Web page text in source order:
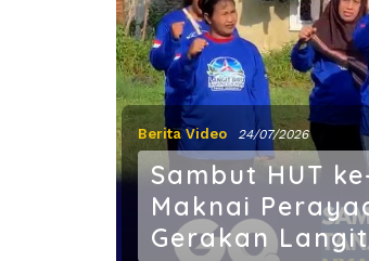
Berita Video 24/07/2026
Sambut HUT
Maknai
Gerakan